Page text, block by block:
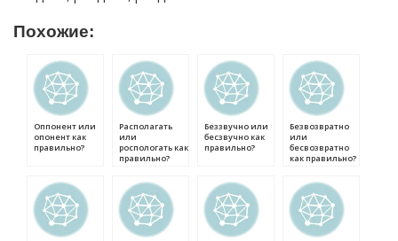
Похожие:
Оппонент или
опонент как
правильно?
Располагать
или
роспологать как
правильно?
Беззвучно или
бесзвучно как
правильно?
Безвозвратно
или
бесвозвратно
как правильно?